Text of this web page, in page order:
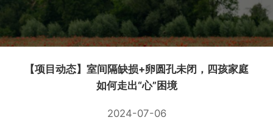
【项目动态】室间隔缺损+卵圆孔未闭，四孩家庭
如何走出“心”困境
2024-07-06